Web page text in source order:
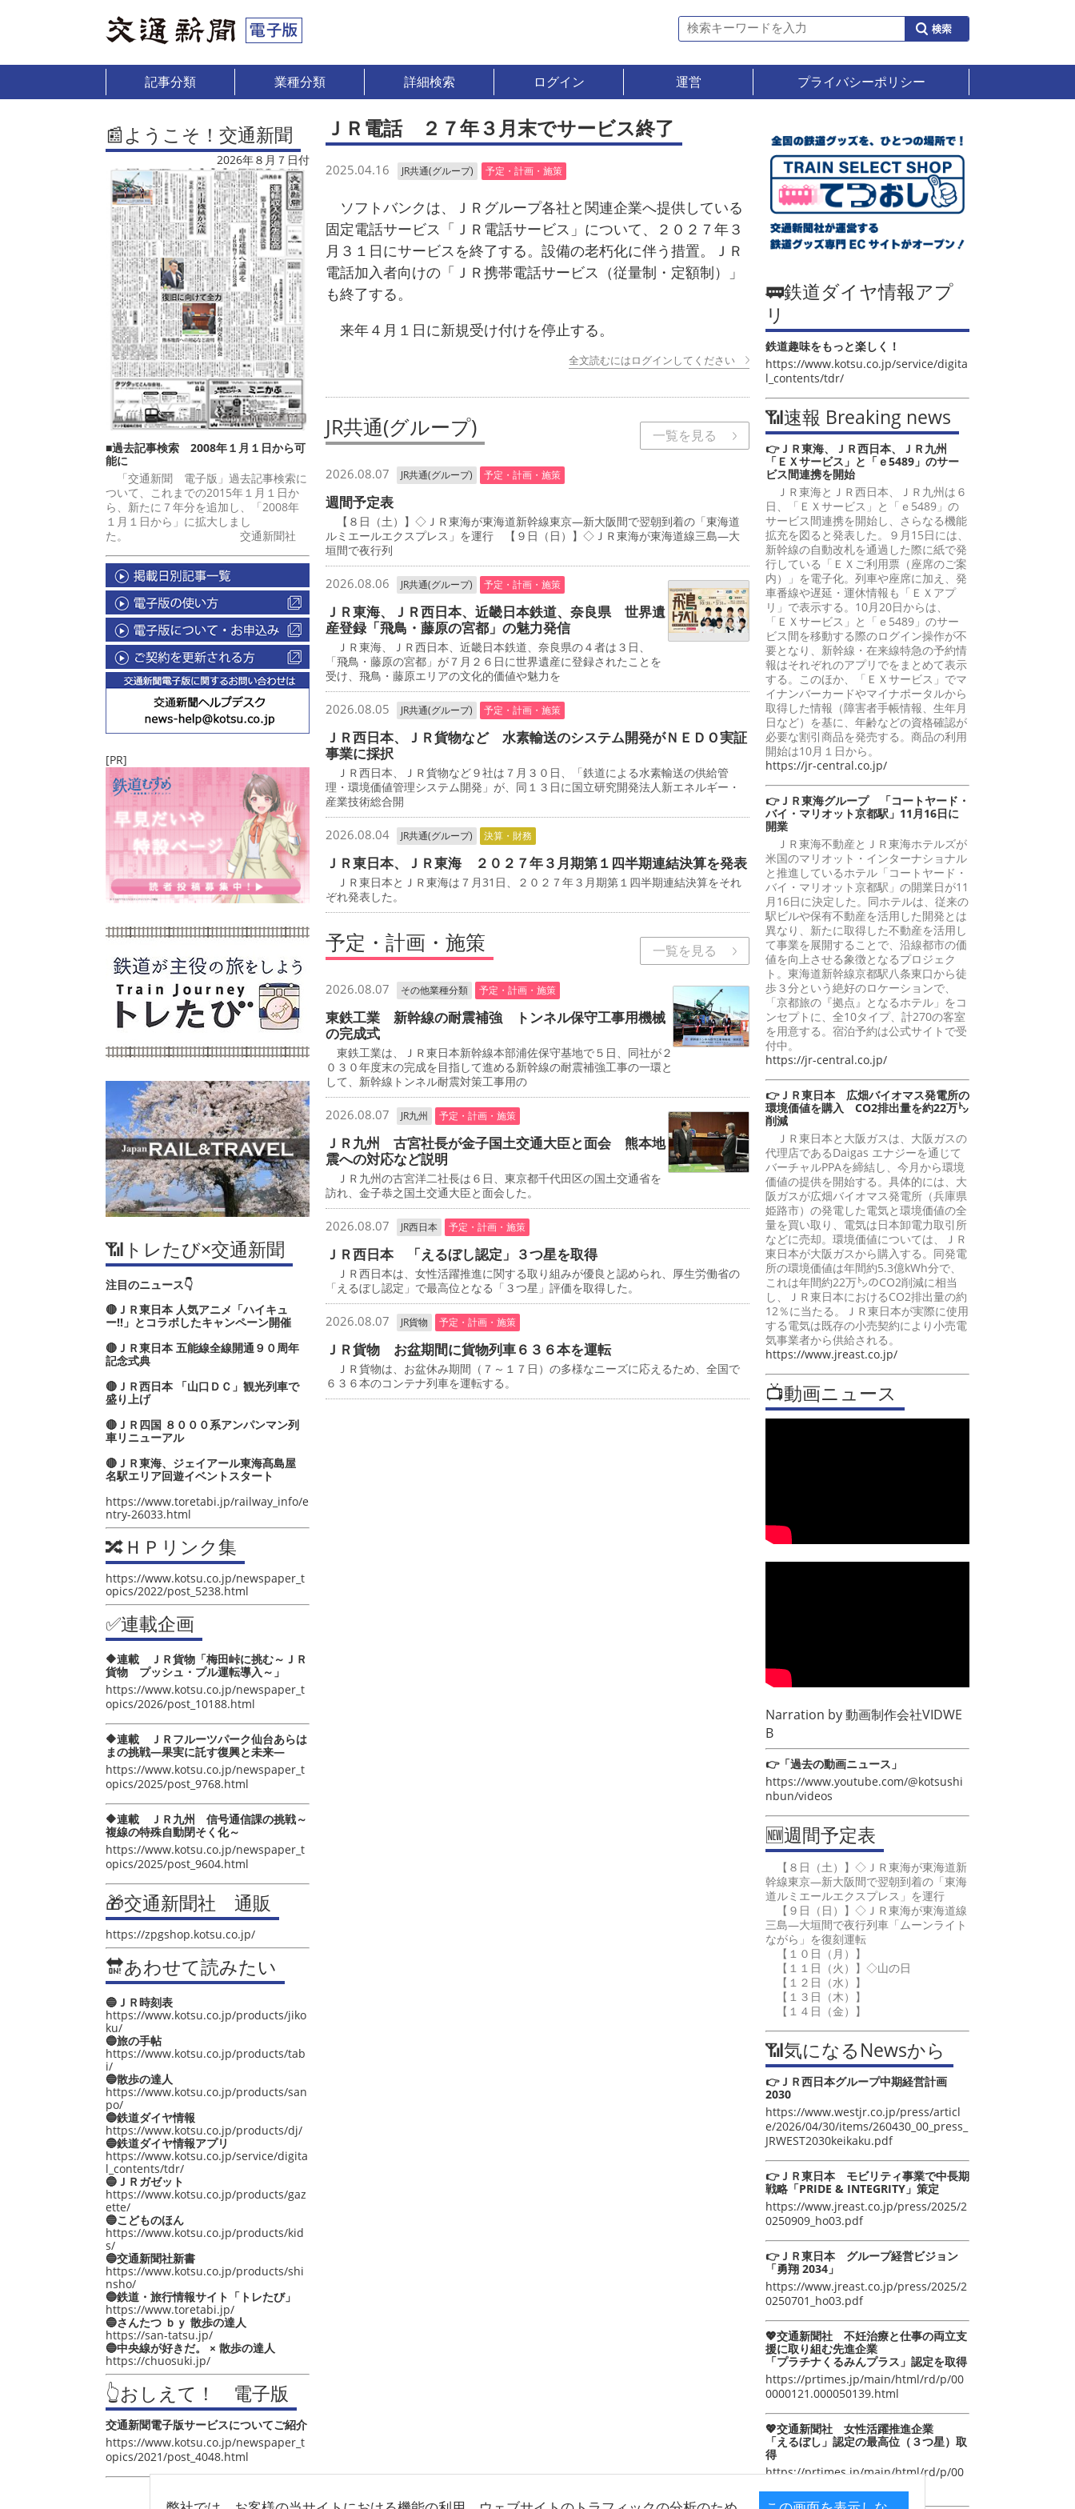
記事分類 業種分類 詳細検索 ログイン 運営 プライバシーポリシー
📰ようこそ！交通新聞
2026年８月７日付
■過去記事検索 2008年１月１日から可
能に
「交通新聞 電子版」過去記事検索に
ついて、これまでの2015年１月１日か
ら、新たに７年分を追加し、「2008年
１月１日から」に拡大しまし
た。 交通新聞社
[PR]
📶トレたび×交通新聞
注目のニュース👇
🔴ＪＲ東日本 人気アニメ「ハイキュ
ー‼」とコラボしたキャンペーン開催
🔴ＪＲ東日本 五能線全線開通９０周年
記念式典
🔴ＪＲ西日本 「山口ＤＣ」観光列車で
盛り上げ
🔴ＪＲ四国 ８０００系アンパンマン列
車リニューアル
🔴ＪＲ東海、ジェイアール東海髙島屋
名駅エリア回遊イベントスタート
https://www.toretabi.jp/railway_info/e
ntry-26033.html
🔀ＨＰリンク集
https://www.kotsu.co.jp/newspaper_t
opics/2022/post_5238.html
✅連載企画
🔶連載 ＪＲ貨物「梅田峠に挑む～ＪＲ
貨物 プッシュ・プル運転導入～」
https://www.kotsu.co.jp/newspaper_t
opics/2026/post_10188.html
🔶連載 ＪＲフルーツパーク仙台あらは
まの挑戦―果実に託す復興と未来―
https://www.kotsu.co.jp/newspaper_t
opics/2025/post_9768.html
🔶連載 ＪＲ九州 信号通信課の挑戦～
複線の特殊自動閉そく化～
https://www.kotsu.co.jp/newspaper_t
opics/2025/post_9604.html
🎁交通新聞社 通販
https://zpgshop.kotsu.co.jp/
🔛あわせて読みたい
🔵ＪＲ時刻表
https://www.kotsu.co.jp/products/jiko
ku/
🔵旅の手帖
https://www.kotsu.co.jp/products/tab
i/
🔵散歩の達人
https://www.kotsu.co.jp/products/san
po/
🔵鉄道ダイヤ情報
https://www.kotsu.co.jp/products/dj/
🔵鉄道ダイヤ情報アプリ
https://www.kotsu.co.jp/service/digita
l_contents/tdr/
🔵ＪＲガゼット
https://www.kotsu.co.jp/products/gaz
ette/
🔵こどものほん
https://www.kotsu.co.jp/products/kid
s/
🔵交通新聞社新書
https://www.kotsu.co.jp/products/shi
nsho/
🔵鉄道・旅行情報サイト「トレたび」
https://www.toretabi.jp/
🔵さんたつ ｂｙ 散歩の達人
https://san-tatsu.jp/
🔵中央線が好きだ。 × 散歩の達人
https://chuosuki.jp/
👆おしえて！ 電子版
交通新聞電子版サービスについてご紹介
https://www.kotsu.co.jp/newspaper_t
opics/2021/post_4048.html
ＪＲ電話 ２７年３月末でサービス終了
2025.04.16 JR共通(グループ) 予定・計画・施策
ソフトバンクは、ＪＲグループ各社と関連企業へ提供している
固定電話サービス「ＪＲ電話サービス」について、２０２７年３
月３１日にサービスを終了する。設備の老朽化に伴う措置。ＪＲ
電話加入者向けの「ＪＲ携帯電話サービス（従量制・定額制）」
も終了する。
来年４月１日に新規受け付けを停止する。
全文読むにはログインしてください
JR共通(グループ) 一覧を見る
2026.08.07 JR共通(グループ) 予定・計画・施策
週間予定表
【８日（土）】◇ＪＲ東海が東海道新幹線東京―新大阪間で翌朝到着の「東海道
ルミエールエクスプレス」を運行 【９日（日）】◇ＪＲ東海が東海道線三島―大
垣間で夜行列
2026.08.06 JR共通(グループ) 予定・計画・施策
ＪＲ東海、ＪＲ西日本、近畿日本鉄道、奈良県 世界遺
産登録「飛鳥・藤原の宮都」の魅力発信
ＪＲ東海、ＪＲ西日本、近畿日本鉄道、奈良県の４者は３日、
「飛鳥・藤原の宮都」が７月２６日に世界遺産に登録されたことを
受け、飛鳥・藤原エリアの文化的価値や魅力を
2026.08.05 JR共通(グループ) 予定・計画・施策
ＪＲ西日本、ＪＲ貨物など 水素輸送のシステム開発がＮＥＤＯ実証
事業に採択
ＪＲ西日本、ＪＲ貨物など９社は７月３０日、「鉄道による水素輸送の供給管
理・環境価値管理システム開発」が、同１３日に国立研究開発法人新エネルギー・
産業技術総合開
2026.08.04 JR共通(グループ) 決算・財務
ＪＲ東日本、ＪＲ東海 ２０２７年３月期第１四半期連結決算を発表
ＪＲ東日本とＪＲ東海は７月31日、２０２７年３月期第１四半期連結決算をそれ
ぞれ発表した。
予定・計画・施策 一覧を見る
2026.08.07 その他業種分類 予定・計画・施策
東鉄工業 新幹線の耐震補強 トンネル保守工事用機械
の完成式
東鉄工業は、ＪＲ東日本新幹線本部浦佐保守基地で５日、同社が２
０３０年度末の完成を目指して進める新幹線の耐震補強工事の一環と
して、新幹線トンネル耐震対策工事用の
2026.08.07 JR九州 予定・計画・施策
ＪＲ九州 古宮社長が金子国土交通大臣と面会 熊本地
震への対応など説明
ＪＲ九州の古宮洋二社長は６日、東京都千代田区の国土交通省を
訪れ、金子恭之国土交通大臣と面会した。
2026.08.07 JR西日本 予定・計画・施策
ＪＲ西日本 「えるぼし認定」３つ星を取得
ＪＲ西日本は、女性活躍推進に関する取り組みが優良と認められ、厚生労働省の
「えるぼし認定」で最高位となる「３つ星」評価を取得した。
2026.08.07 JR貨物 予定・計画・施策
ＪＲ貨物 お盆期間に貨物列車６３６本を運転
ＪＲ貨物は、お盆休み期間（７～１７日）の多様なニーズに応えるため、全国で
６３６本のコンテナ列車を運転する。
🚃鉄道ダイヤ情報アプ
リ
鉄道趣味をもっと楽しく！
https://www.kotsu.co.jp/service/digita
l_contents/tdr/
📶速報 Breaking news
👉ＪＲ東海、ＪＲ西日本、ＪＲ九州
「ＥＸサービス」と「ｅ5489」のサー
ビス間連携を開始
ＪＲ東海とＪＲ西日本、ＪＲ九州は６
日、「ＥＸサービス」と「ｅ5489」の
サービス間連携を開始し、さらなる機能
拡充を図ると発表した。９月15日には、
新幹線の自動改札を通過した際に紙で発
行している「ＥＸご利用票（座席のご案
内）」を電子化。列車や座席に加え、発
車番線や遅延・運休情報も「ＥＸアプ
リ」で表示する。10月20日からは、
「ＥＸサービス」と「ｅ5489」のサー
ビス間を移動する際のログイン操作が不
要となり、新幹線・在来線特急の予約情
報はそれぞれのアプリでをまとめて表示
する。このほか、「ＥＸサービス」でマ
イナンバーカードやマイナポータルから
取得した情報（障害者手帳情報、生年月
日など）を基に、年齢などの資格確認が
必要な割引商品を発売する。商品の利用
開始は10月１日から。
https://jr-central.co.jp/
👉ＪＲ東海グループ 「コートヤード・
バイ・マリオット京都駅」11月16日に
開業
ＪＲ東海不動産とＪＲ東海ホテルズが
米国のマリオット・インターナショナル
と推進しているホテル「コートヤード・
バイ・マリオット京都駅」の開業日が11
月16日に決定した。同ホテルは、従来の
駅ビルや保有不動産を活用した開発とは
異なり、新たに取得した不動産を活用し
て事業を展開することで、沿線都市の価
値を向上させる象徴となるプロジェク
ト。東海道新幹線京都駅八条東口から徒
歩３分という絶好のロケーションで、
「京都旅の『拠点』となるホテル」をコ
ンセプトに、全10タイプ、計270の客室
を用意する。宿泊予約は公式サイトで受
付中。
https://jr-central.co.jp/
👉ＪＲ東日本 広畑バイオマス発電所の
環境価値を購入 CO2排出量を約22万㌧
削減
ＪＲ東日本と大阪ガスは、大阪ガスの
代理店であるDaigas エナジーを通じて
バーチャルPPAを締結し、今月から環境
価値の提供を開始する。具体的には、大
阪ガスが広畑バイオマス発電所（兵庫県
姫路市）の発電した電気と環境価値の全
量を買い取り、電気は日本卸電力取引所
などに売却。環境価値については、ＪＲ
東日本が大阪ガスから購入する。同発電
所の環境価値は年間約5.3億kWh分で、
これは年間約22万㌧のCO2削減に相当
し、ＪＲ東日本におけるCO2排出量の約
12％に当たる。ＪＲ東日本が実際に使用
する電気は既存の小売契約により小売電
気事業者から供給される。
https://www.jreast.co.jp/
📺動画ニュース
Narration by動画制作会社VIDWE
B
👉「過去の動画ニュース」
https://www.youtube.com/@kotsushi
nbun/videos
🆕週間予定表
【８日（土）】◇ＪＲ東海が東海道新
幹線東京―新大阪間で翌朝到着の「東海
道ルミエールエクスプレス」を運行
【９日（日）】◇ＪＲ東海が東海道線
三島―大垣間で夜行列車「ムーンライト
ながら」を復刻運転
【１０日（月）】
【１１日（火）】◇山の日
【１２日（水）】
【１３日（木）】
【１４日（金）】
📶気になるNewsから
👉ＪＲ西日本グループ中期経営計画
2030
https://www.westjr.co.jp/press/articl
e/2026/04/30/items/260430_00_press_
JRWEST2030keikaku.pdf
👉ＪＲ東日本 モビリティ事業で中長期
戦略「PRIDE & INTEGRITY」策定
https://www.jreast.co.jp/press/2025/2
0250909_ho03.pdf
👉ＪＲ東日本 グループ経営ビジョン
「勇翔 2034」
https://www.jreast.co.jp/press/2025/2
0250701_ho03.pdf
💖交通新聞社 不妊治療と仕事の両立支
援に取り組む先進企業
「プラチナくるみんプラス」認定を取得
https://prtimes.jp/main/html/rd/p/00
0000121.000050139.html
💖交通新聞社 女性活躍推進企業
「えるぼし」認定の最高位（３つ星）取
得
https://prtimes.jp/main/html/rd/p/00